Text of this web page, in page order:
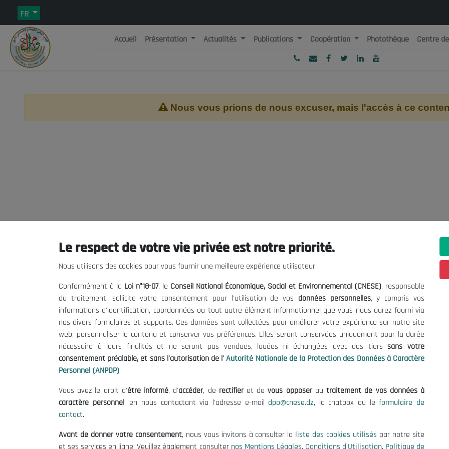
FR
République Algérienne Démocratique et Populaire
Accueil Présentation Actualités Publications Coopération Photothèque Centre
Nous vous prions de nous excuser, mais l'accès à ce
Le CNESE
Le président
Organisation
Publications
Informations utiles
Mentions Légales
Conditions d'Utilisation
Politique de Protection des Données
Politique des Cookies
contact@cnese.dz
Suggestions ou Initiatives ?
Newsletter
Inscrivez-vous, soyez le premier à
nos dernières nouvelles.
Suivez-Nous!
© 2026 Conseil National Économique, Social et Environnemental
Le respect de votre vie privée est notre priorité.
Nous utilisons des cookies pour vous fournir une meilleure expérience utilisateur.
Conformément à la Loi n°18-07, le Conseil National Économique, Social et Environnemental (CNESE), responsable
du traitement, sollicite votre consentement pour l'utilisation de vos données personnelles, y compris vos
informations d'identification, coordonnées ou tout autre élément informationnel que vous nous aurez fourni via
nos divers formulaires et supports. Ces données sont collectées pour améliorer votre expérience sur notre site
web, personnaliser le contenu et conserver vos préférences. Elles seront conservées uniquement pour la durée
nécessaire à leurs finalités et ne seront pas vendues, louées ni échangées avec des tierssans votre
consentement préalable, et sans l'autorisation de l' Autorité Nationale de la Protection des Données à Caractère
Personnel (ANPDP)
Vous avez le droit d'être informé, d'accéder, de rectifieret devous opposerautraitement de vos données à
caractère personnel, en nous contactant via l'adresse e-mail dpo@cnese.dz, la chatbox ou leformulaire de
contact.
Avant de donner votre consentement, nous vous invitons à consulter la liste des cookies utilisés par notre site
et ses services en ligne. Veuillez également consulter nos Mentions Légales, Conditions d'Utilisation, Politique de